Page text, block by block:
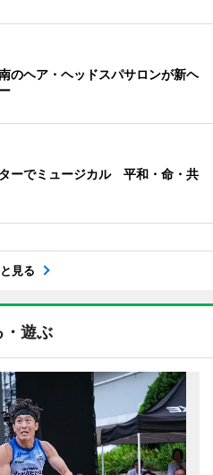
のヘア・ヘッドスパサロンが新ヘ
ーでミュージカル 平和・命・共
見る
・遊ぶ